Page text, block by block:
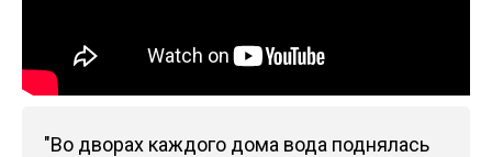
"Во дворах каждого дома вода поднялась